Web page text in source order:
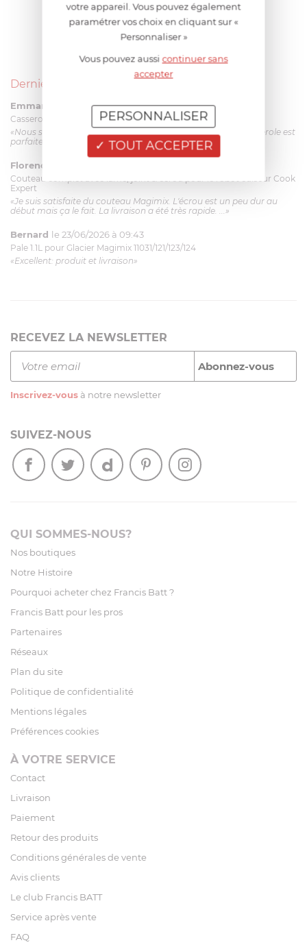
Derniers avis produits
Emmanuel 56 ansle 23/06/2026 à 12:04
Casserole mini 9 cm Castelpro 5 ply poignée fixe
«Nous sommes dans un produit de haute qualité. Cette casserole est
parfaite pour l'élaboration des sauces et vient complé...»
Florence 63 ans
Couteau complet avec lame, joint & écrou pour le robot cuiseur Cook
Expert
«Je suis satisfaite du couteau Magimix. L'écrou est un peu dur au
début mais ça le fait. La livraison a été très rapide. ...»
Bernard le 23/06/2026 à 09:43
Pale 1.1L pour Glacier Magimix 11031/121/123/124
«Excellent: produit et livraison»
RECEVEZ LA NEWSLETTER
Inscrivez-vous à notre newsletter
SUIVEZ-NOUS
QUI SOMMES-NOUS?
Nos boutiques
Notre Histoire
Pourquoi acheter chez Francis Batt ?
Francis Batt pour les pros
Partenaires
Réseaux
Plan du site
Politique de confidentialité
Mentions légales
Préférences cookies
À VOTRE SERVICE
Contact
Livraison
Paiement
Retour des produits
Conditions générales de vente
Avis clients
Le club Francis BATT
Service après vente
FAQ
votre appareil. Vous pouvez également
paramétrer vos choix en cliquant sur «
Personnaliser »
Vous pouvez aussicontinuer sans
accepter
TOUT ACCEPTER
PERSONNALISER